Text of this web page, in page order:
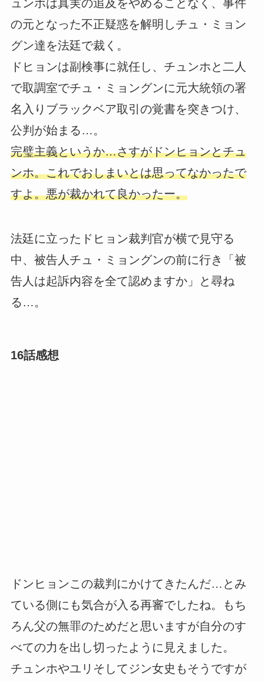
ュンホは真実の追及をやめることなく、事件
の元となった不正疑惑を解明しチュ・ミョン
グン達を法廷で裁く。
ドヒョンは副検事に就任し、チュンホと二人
で取調室でチュ・ミョングンに元大統領の署
名入りブラックベア取引の覚書を突きつけ、
公判が始まる…。
完璧主義というか…さすがドンヒョンとチュ
ンホ。これでおしまいとは思ってなかったで
すよ。悪が裁かれて良かったー。
法廷に立ったドヒョン裁判官が横で見守る
中、被告人チュ・ミョングンの前に行き「被
告人は起訴内容を全て認めますか」と尋ね
る…。
16話感想
ドンヒョンこの裁判にかけてきたんだ…とみ
ている側にも気合が入る再審でしたね。もち
ろん父の無罪のためだと思いますが自分のす
べての力を出し切ったように見えました。
チュンホやユリそしてジン女史もそうですが